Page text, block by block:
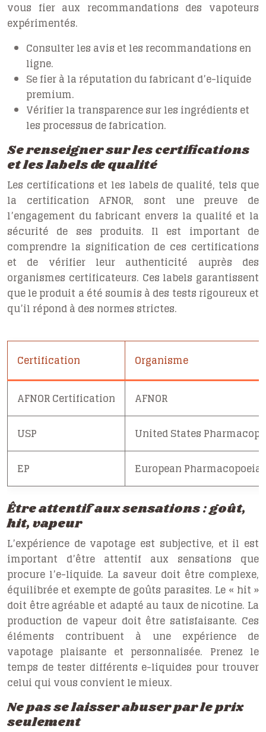
vous fier aux recommandations des vapoteurs
expérimentés.
Consulter les avis et les recommandations en
ligne.
Se fier à la réputation du fabricant d’e-liquide
premium.
Vérifier la transparence sur les ingrédients et
les processus de fabrication.
Se renseigner sur les certifications
et les labels de qualité
Les certifications et les labels de qualité, tels que
la certification AFNOR, sont une preuve de
l’engagement du fabricant envers la qualité et la
sécurité de ses produits. Il est important de
comprendre la signification de ces certifications
et de vérifier leur authenticité auprès des
organismes certificateurs. Ces labels garantissent
que le produit a été soumis à des tests rigoureux et
qu’il répond à des normes strictes.
Certification Organisme
AFNOR Certification AFNOR
USP United States
EP European Pharmacopoeia
Être attentif aux sensations : goût,
hit, vapeur
L’expérience de vapotage est subjective, et il est
important d’être attentif aux sensations que
procure l’e-liquide. La saveur doit être complexe,
équilibrée et exempte de goûts parasites. Le « hit »
doit être agréable et adapté au taux de nicotine. La
production de vapeur doit être satisfaisante. Ces
éléments contribuent à une expérience de
vapotage plaisante et personnalisée. Prenez le
temps de tester différents e-liquides pour trouver
celui qui vous convient le mieux.
Ne pas se laisser abuser par le prix
seulement